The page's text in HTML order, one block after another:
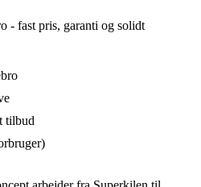
- fast pris, garanti og solidt
tilbud